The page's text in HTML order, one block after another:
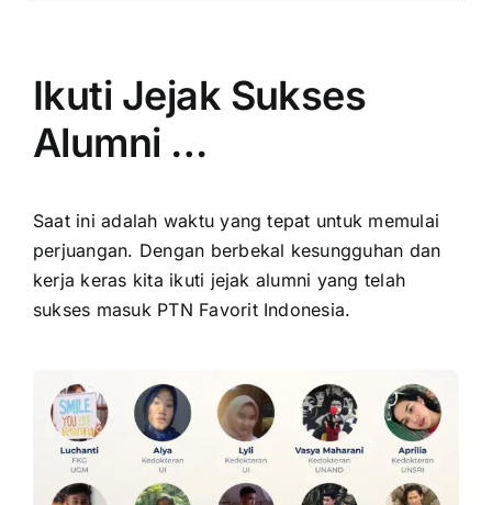
Ikuti Jejak Sukses
Alumni …
Saat ini adalah waktu yang tepat untuk memulai
perjuangan. Dengan berbekal kesungguhan dan
kerja keras kita ikuti jejak alumni yang telah
sukses masuk PTN Favorit Indonesia.